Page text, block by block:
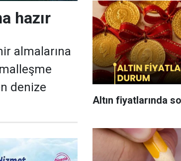
hazır
almalarına
denize
Altın fiyatlarında